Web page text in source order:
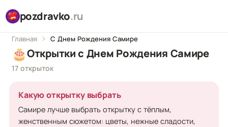
pozdravko.ru
Главная С Днем Рождения Самире
🎂Открытки с Днем Рождения Самире
17 открыток
Какую открытку выбрать
Самире лучше выбрать открытку с тёплым,
женственным сюжетом: цветы, нежные сладости,